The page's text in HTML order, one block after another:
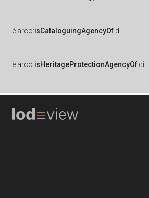
è arco:isCataloguingAgencyOf di
è arco:isHeritageProtectionAgencyOf di